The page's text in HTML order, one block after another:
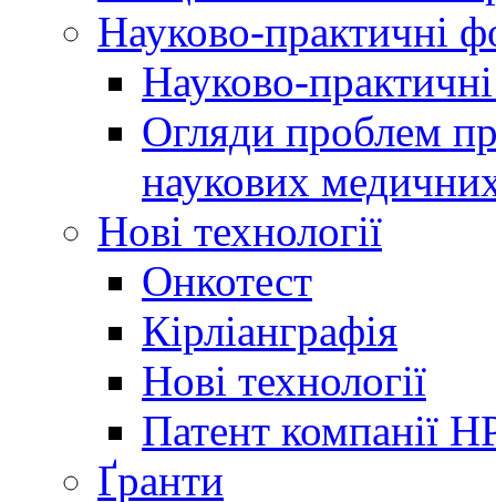
Науково-практичні
Науково-
Огляди проблем
наукових
Нові технології
Онкотест
Кірліанграфія
Нові технології
Патент компанії
Ґранти